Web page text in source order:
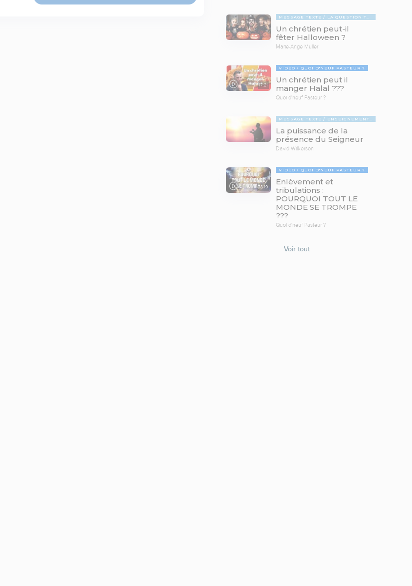
MESSAGE TEXTE LA QUESTION TABOUE
Un chrétien peut-il
fêter Halloween ?
Marie-Ange Muller
17:21
VIDÉO QUOI D'NEUF PASTEUR ?
Un chrétien peut il
manger Halal ???
Quoi d'neuf Pasteur ?
MESSAGE TEXTE ENSEIGNEMENTS BIBLIQUES
La puissance de la
présence du Seigneur
David Wilkerson
78:19
VIDÉO QUOI D'NEUF PASTEUR ?
Enlèvement et
tribulations :
POURQUOI TOUT LE
MONDE SE TROMPE
???
Quoi d'neuf Pasteur ?
Voir tout